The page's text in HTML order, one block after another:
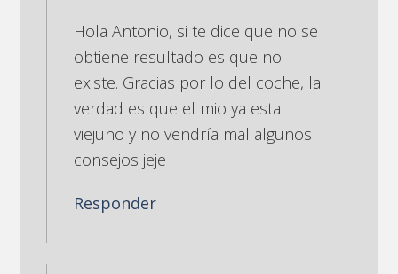
Hola Antonio, si te dice que no se
obtiene resultado es que no
existe. Gracias por lo del coche, la
verdad es que el mio ya esta
viejuno y no vendría mal algunos
consejos jeje
Responder